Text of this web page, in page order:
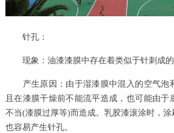
针孔：
现象：油漆漆膜中存在着类似于针刺成的
产生原因：由于湿漆膜中混入的空气泡
且在漆膜干燥前不能流平造成，也可能由于
不当(漆膜过厚等)而造成。乳胶漆滚涂时，涂
也容易产生针孔。